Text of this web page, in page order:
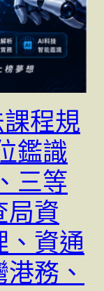
程規
鑑識
三等
局資
、資通
務、